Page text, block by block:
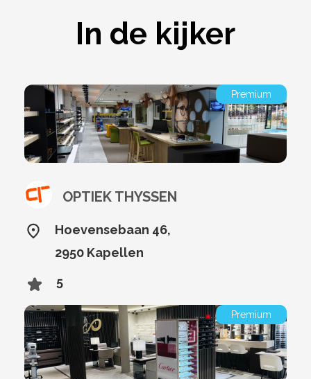
In de kijker
Premium
OPTIEK THYSSEN
Hoevensebaan 46,
2950 Kapellen
5
Premium